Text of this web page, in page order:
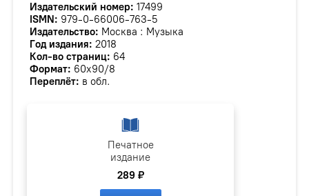
Издательский номер: 17499
ISMN: 979-0-66006-763-5
Издательство: Москва : Музыка
Год издания: 2018
Кол-во страниц: 64
Формат: 60х90/8
Переплёт: в обл.
Печатное
издание
289 ₽